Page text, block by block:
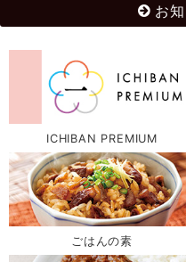
お
ICHIBAN PREMIUM
ごはんの素